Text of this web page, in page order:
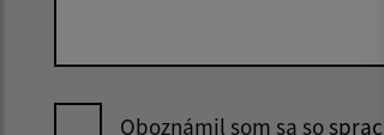
Oboznámil som sa so